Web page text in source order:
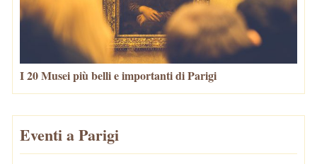
I 20 Musei più belli e importanti di Parigi
Eventi a Parigi